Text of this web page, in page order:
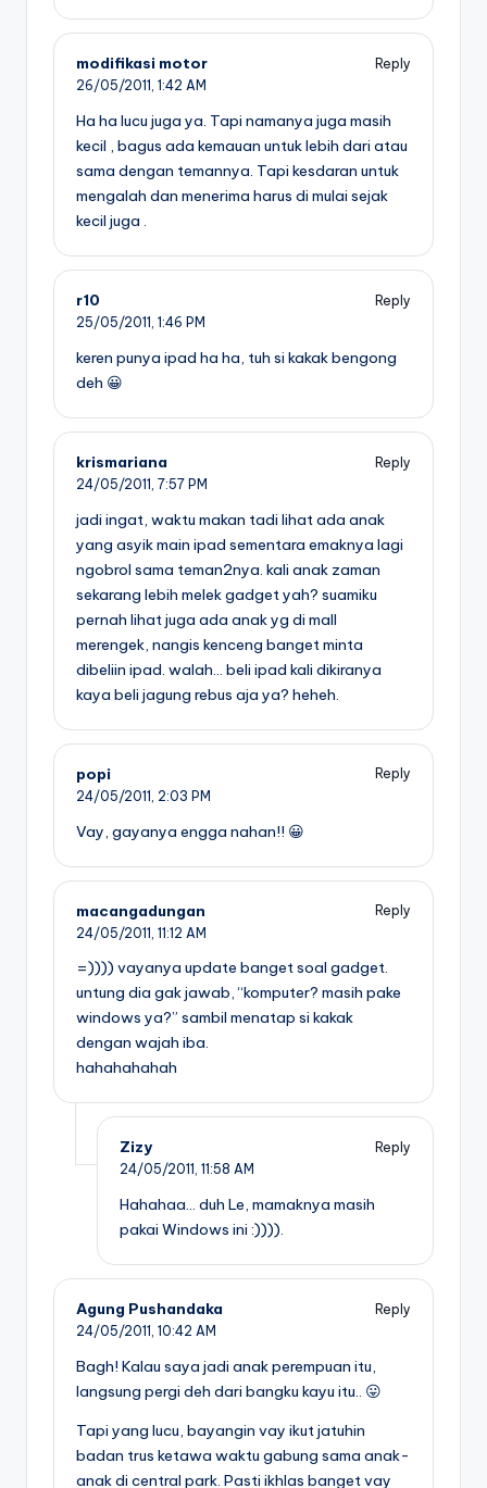
modifikasi motor
Reply
26/05/2011, 1:42 AM
Ha ha lucu juga ya. Tapi namanya juga masih
kecil , bagus ada kemauan untuk lebih dari atau
sama dengan temannya. Tapi kesdaran untuk
mengalah dan menerima harus di mulai sejak
kecil juga .
r10
Reply
25/05/2011, 1:46 PM
keren punya ipad ha ha, tuh si kakak bengong
deh 😀
krismariana
Reply
24/05/2011, 7:57 PM
jadi ingat, waktu makan tadi lihat ada anak
yang asyik main ipad sementara emaknya lagi
ngobrol sama teman2nya. kali anak zaman
sekarang lebih melek gadget yah? suamiku
pernah lihat juga ada anak yg di mall
merengek, nangis kenceng banget minta
dibeliin ipad. walah… beli ipad kali dikiranya
kaya beli jagung rebus aja ya? heheh.
popi
Reply
24/05/2011, 2:03 PM
Vay, gayanya engga nahan!! 😀
macangadungan
Reply
24/05/2011, 11:12 AM
=)))) vayanya update banget soal gadget.
untung dia gak jawab, “komputer? masih pake
windows ya?” sambil menatap si kakak
dengan wajah iba.
hahahahahah
Zizy
Reply
24/05/2011, 11:58 AM
Hahahaa… duh Le, mamaknya masih
pakai Windows ini :)))).
Agung Pushandaka
Reply
24/05/2011, 10:42 AM
Bagh! Kalau saya jadi anak perempuan itu,
langsung pergi deh dari bangku kayu itu.. 😛
Tapi yang lucu, bayangin vay ikut jatuhin
badan trus ketawa waktu gabung sama anak-
anak di central park. Pasti ikhlas banget vay